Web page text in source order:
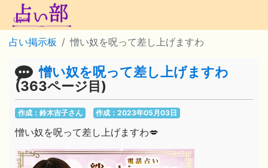
占い掲示板 憎い奴を呪って差し上げますわ
憎い奴を呪って差し上げますわ
(363ページ目)
作成：鈴木吉子さん 作成：2023年05月03日
憎い奴を呪って差し上げますわ💋